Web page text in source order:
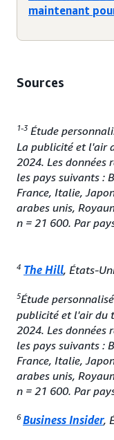
maintenant
Sources
1-3 Étude
La publicité et l'air
2024. Les données
les pays suivants :
France, Italie,
arabes unis,
n = 21 600. Par
4 The Hill, États-
5Étude
publicité et l'air du
2024. Les données
les pays suivants :
France, Italie,
arabes unis,
n = 21 600. Par
6Business Insider,